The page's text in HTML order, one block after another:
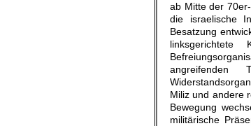
ab Mitte der
die israelische
Besatzung
Miliz und andere
Bewegung
militärische